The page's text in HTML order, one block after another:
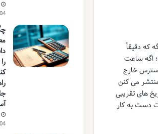
که دقیقاً
اگه ساعت
خارج
بین صبح تا ظهر یا گاهی هم اواخر شب (مثلاً بعد از ساعت ۸-۹ شب) منتشر می کنن
های تقریبی
دست به کار